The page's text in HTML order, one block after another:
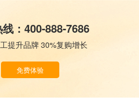
：400-888-7686
提升品牌 30%复购增长
免费体验